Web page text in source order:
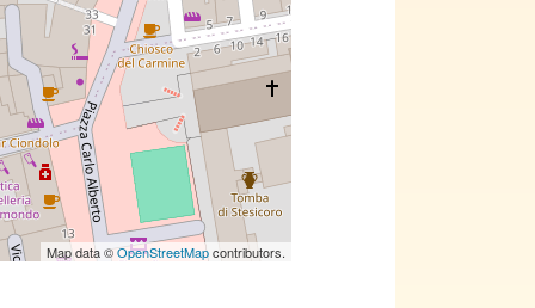
Map data ©OpenStreetMapcontributors.